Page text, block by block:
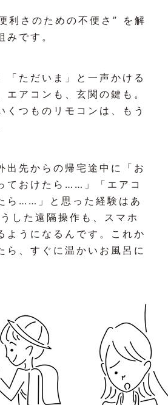
利さのための不便さ” を解
みです。
「ただいま」と一声かける
エアコンも、玄関の鍵も。
くつものリモコンは、もう
出先からの帰宅途中に「お
ておけたら……」「エアコ
ら……」と思った経験はあ
した遠隔操作も、スマホ
ようになるんです。これか
ら、すぐに温かいお風呂に